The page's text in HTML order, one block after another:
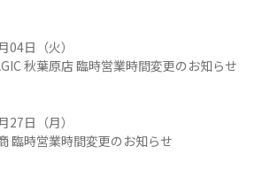
04日（火）
秋葉原店 臨時営業時間変更のお知らせ
27日（月）
臨時営業時間変更のお知らせ